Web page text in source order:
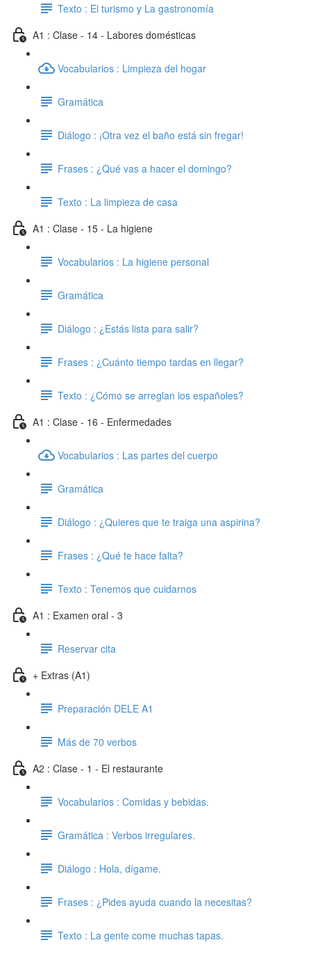
Texto : El turismo y La gastronomía
A1 : Clase - 14 - Labores domésticas
Vocabularios : Limpieza del hogar
Gramática
Diálogo : ¡Otra vez el baño está sin fregar!
Frases : ¿Qué vas a hacer el domingo?
Texto : La limpieza de casa
A1 : Clase - 15 - La higiene
Vocabularios : La higiene personal
Gramática
Diálogo : ¿Estás lista para salir?
Frases : ¿Cuánto tiempo tardas en llegar?
Texto : ¿Cómo se arreglan los españoles?
A1 : Clase - 16 - Enfermedades
Vocabularios : Las partes del cuerpo
Gramática
Diálogo : ¿Quieres que te traiga una aspirina?
Frases : ¿Qué te hace falta?
Texto : Tenemos que cuidarnos
A1 : Examen oral - 3
Reservar cita
+ Extras (A1)
Preparación DELE A1
Más de 70 verbos
A2 : Clase - 1 - El restaurante
Vocabularios : Comidas y bebidas.
Gramática : Verbos irregulares.
Diálogo : Hola, dígame.
Frases : ¿Pides ayuda cuando la necesitas?
Texto : La gente come muchas tapas.